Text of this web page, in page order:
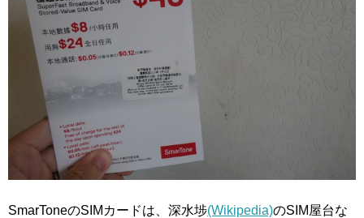
SmarToneのSIMカードは、深水埗(Wikipedia)のSIM屋台な